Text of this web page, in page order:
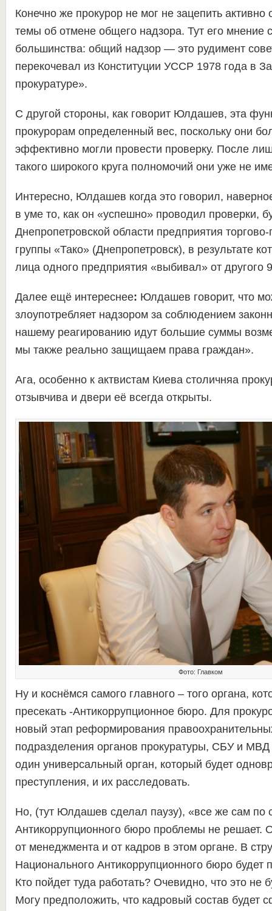
Конечно же прокурор не мог не зацепить
темы об отмене общего надзора. Тут его мнение
большинства: общий надзор — это рудимент
перекочевал из Конституции УССР 1978 года в
прокуратуре».
С другой стороны, как говорит Юлдашев, эта
прокурорам определенный вес, поскольку они
эффективно могли провести проверку. После
такого широкого круга полномочий они уже не
Интересно, Юлдашев когда это говорил,
в уме то, как он «успешно» проводил проверки,
Днепропетровской области предприятия
группы «Тако» (Днепропетровск), в результате
лица одного предприятия «выбивал» от другого
Далее ещё интереснее: Юлдашев говорит, что
злоупотребляет надзором за соблюдением
нашему реагированию идут большие суммы
мы также реально защищаем права граждан».
Ага, особенно к актвистам Киева столичняа
отзывчива и двери её всегда открыты.
Фото: Главком
Ну и коснёмся самого главного – того органа,
пресекать -Антикоррупционное бюро. Для
новый этап реформирования
подразделения органов прокуратуры, СБУ и
один универсальный орган, который будет
преступления, и их расследовать.
Но, (тут Юлдашев сделал паузу), «все же сам по
Антикоррупционного бюро проблемы не решает.
от менеджмента и от кадров в этом органе. В
Национального Антикоррупционного бюро будет
Кто пойдет туда работать? Очевидно, что это не
Могу предположить, что кадровый состав будет